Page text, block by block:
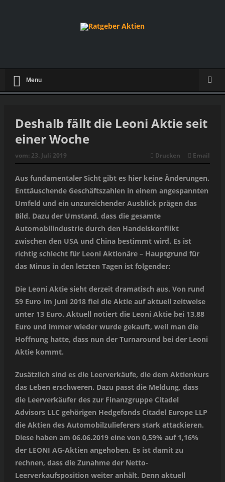
Menu
Deshalb fällt die Leoni Aktie seit
einer Woche
vom: 23. Juli 2019 Drucken Email
Aus fundamentaler Sicht gibt es hier keine Änderungen.
Enttäuschende Geschäftszahlen in einem angespannten
Umfeld und ein unzureichender Ausblick prägen das
Bild. Dazu der Umstand, dass die gesamte
Automobilindustrie durch den Handelskonflikt
zwischen den USA und China bestimmt wird. Es ist
richtig schlecht für Leoni Aktionäre – Hauptgrund für
das Minus in den letzten Tagen ist folgender:
Die Leoni Aktie sieht derzeit dramatisch aus. Von rund
59 Euro im Juni 2018 fiel die Aktie auf aktuell zeitweise
unter 13 Euro. Aktuell notiert die Leoni Aktie bei 13,88
Euro und immer wieder wurde gekauft, weil man die
Hoffnung hatte, dass nun der Turnaround bei der Leoni
Aktie kommt.
Zusätzlich sind es die Leerverkäufe, die dem Aktienkurs
das Leben erschweren. Dazu passt die Meldung, dass
die Leerverkäufer des zur Finanzgruppe Citadel
Advisors LLC gehörigen Hedgefonds Citadel Europe LLP
die Aktien des Automobilzulieferers stark attackieren.
Diese haben am 06.06.2019 eine von 0,59% auf 1,16%
der LEONI AG-Aktien angehoben. Es ist damit zu
rechnen, dass die Zunahme der Netto-
Leerverkaufsposition weiter anhält. Denn aktuell